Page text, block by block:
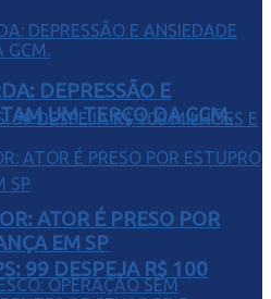
99 DESPEJA R$ 100
DEPRESSÃO E
UM TERÇO DA GCM.
ATOR É PRESO POR
EM SP